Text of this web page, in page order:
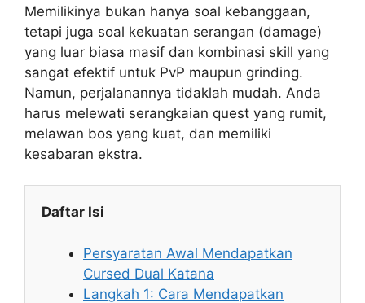
Memilikinya bukan hanya soal kebanggaan,
tetapi juga soal kekuatan serangan (damage)
yang luar biasa masif dan kombinasi skill yang
sangat efektif untuk PvP maupun grinding.
Namun, perjalanannya tidaklah mudah. Anda
harus melewati serangkaian quest yang rumit,
melawan bos yang kuat, dan memiliki
kesabaran ekstra.
Daftar Isi
Persyaratan Awal Mendapatkan
Cursed Dual Katana
Langkah 1: Cara Mendapatkan